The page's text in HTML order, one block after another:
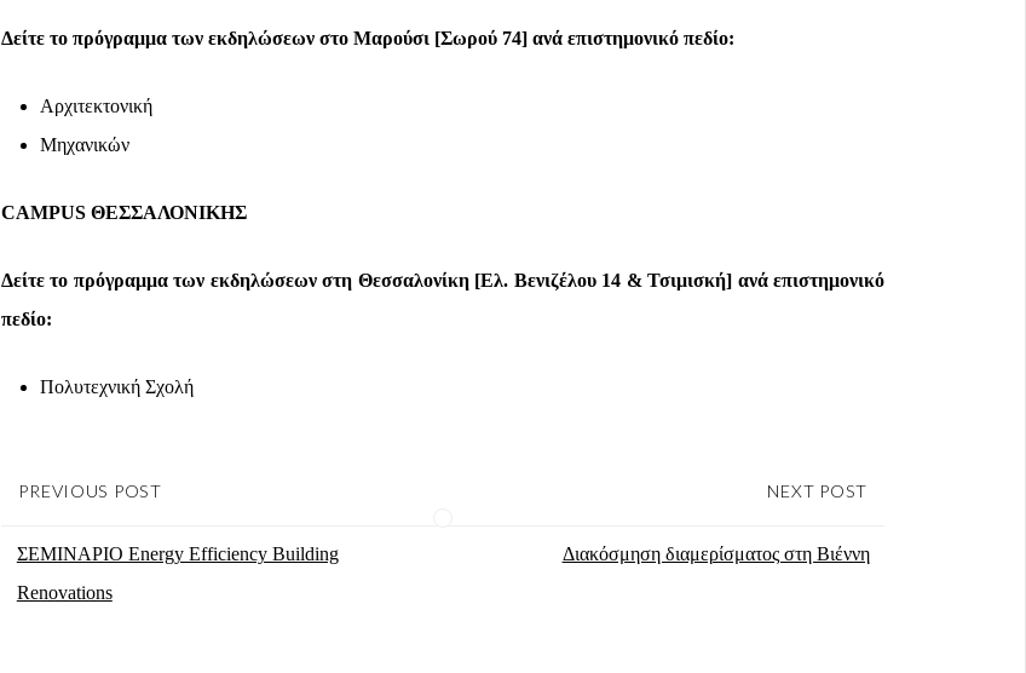
Δείτε το πρόγραμμα των εκδηλώσεων στο Μαρούσι [Σωρού 74] ανά επιστημονικό πεδίο:
Αρχιτεκτονική
Μηχανικών
CAMPUS ΘΕΣΣΑΛΟΝΙΚΗΣ
Δείτε το πρόγραμμα των εκδηλώσεων στη Θεσσαλονίκη [Ελ. Βενιζέλου 14 & Τσιμισκή] ανά επιστημονικό
πεδίο:
Πολυτεχνική Σχολή
PREVIOUS POST
ΣΕΜΙΝΑΡΙΟ Energy Efficiency Building
Renovations
NEXT POST
Διακόσμηση διαμερίσματος στη Βιέννη